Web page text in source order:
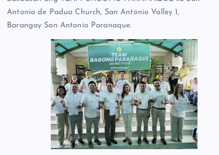
Antonio de Padua Church, San Antonio Valley 1,
Barangay San Antonio Paranaque.